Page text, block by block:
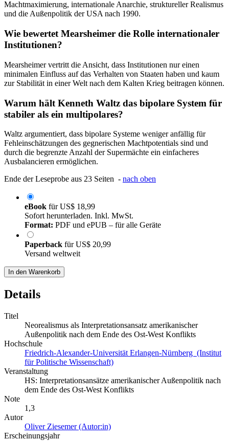
Machtmaximierung, internationale Anarchie, struktureller Realismus
und die Außenpolitik der USA nach 1990.
Wie bewertet Mearsheimer die Rolle internationaler
Institutionen?
Mearsheimer vertritt die Ansicht, dass Institutionen nur einen
minimalen Einfluss auf das Verhalten von Staaten haben und kaum
zur Stabilität in einer Welt nach dem Kalten Krieg beitragen können.
Warum hält Kenneth Waltz das bipolare System für
stabiler als ein multipolares?
Waltz argumentiert, dass bipolare Systeme weniger anfällig für
Fehleinschätzungen des gegnerischen Machtpotentials sind und
durch die begrenzte Anzahl der Supermächte ein einfacheres
Ausbalancieren ermöglichen.
Ende der Leseprobe aus 23 Seiten - nach oben
eBook fürUS$ 18,99
Sofort herunterladen. Inkl. MwSt.
Format: PDF und ePUB – für alle Geräte
Paperback fürUS$ 20,99
Versand weltweit
In den Warenkorb
Details
Titel
Neorealismus als Interpretationsansatz amerikanischer
Außenpolitik nach dem Ende des Ost-West Konflikts
Hochschule
Friedrich-Alexander-Universität Erlangen-Nürnberg (Institut
für Politische Wissenschaft)
Veranstaltung
HS: Interpretationsansätze amerikanischer Außenpolitik nach
dem Ende des Ost-West Konflikts
Note
1,3
Autor
Oliver Ziesemer (Autor:in)
Erscheinungsjahr